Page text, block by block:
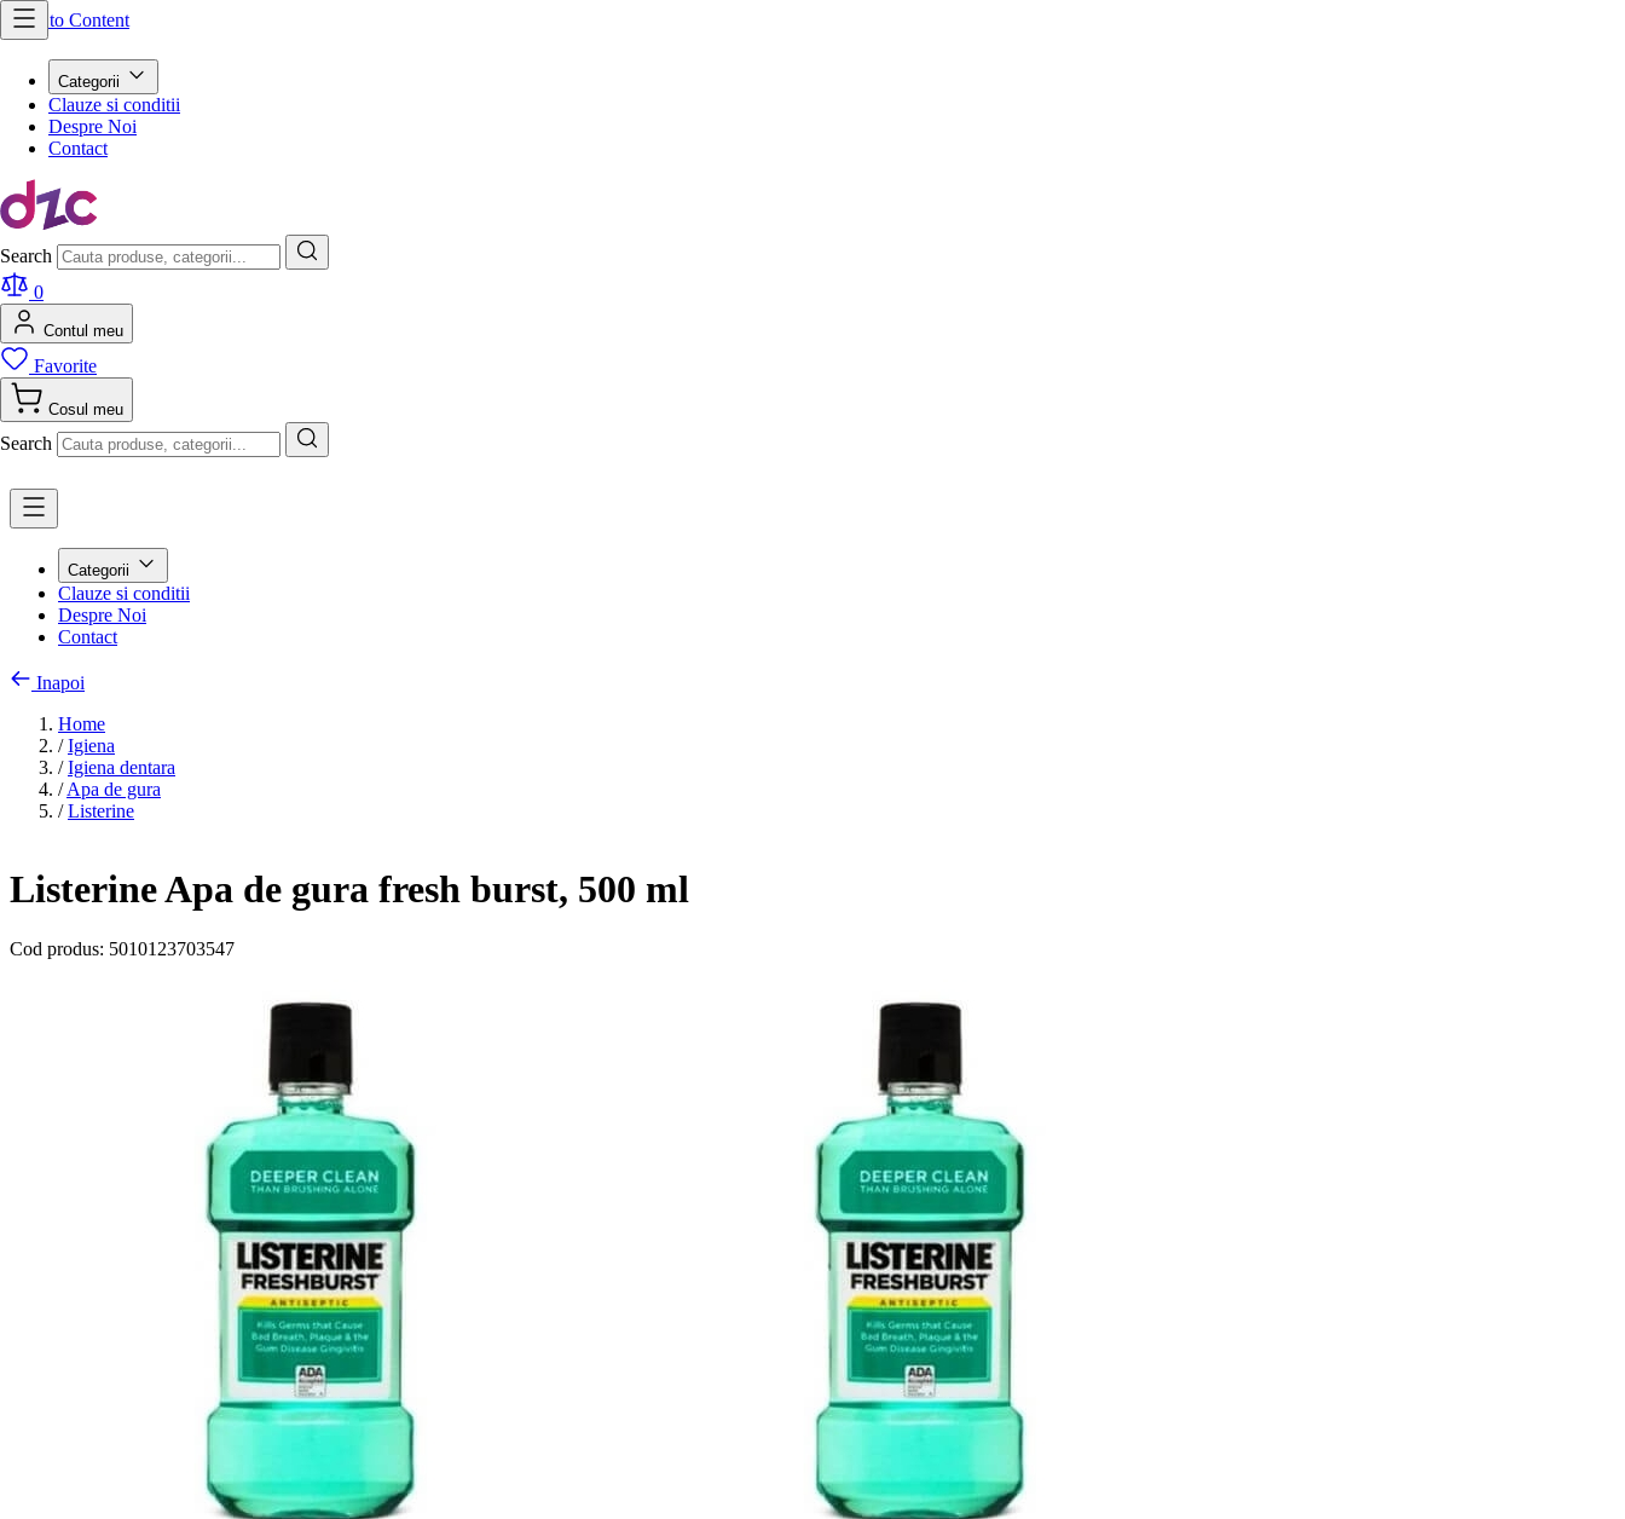
Skip to Content
Categorii
Clauze si conditii
Despre Noi
Contact
Search
0
Contul meu
Favorite
Cosul meu
Search
Categorii
Clauze si conditii
Despre Noi
Contact
Inapoi
Home
/ Igiena
/ Igiena dentara
/ Apa de gura
/ Listerine
Listerine Apa de gura fresh burst, 500 ml
Cod produs: 5010123703547